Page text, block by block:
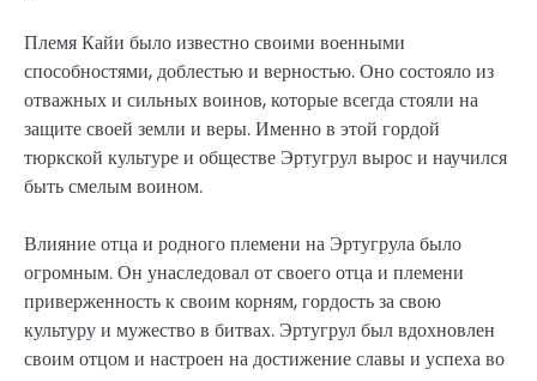
Племя Кайи было известно своими военными
способностями, доблестью и верностью. Оно состояло из
отважных и сильных воинов, которые всегда стояли на
защите своей земли и веры. Именно в этой гордой
тюркской культуре и обществе Эртугрул вырос и научился
быть смелым воином.
Влияние отца и родного племени на Эртугрула было
огромным. Он унаследовал от своего отца и племени
приверженность к своим корням, гордость за свою
культуру и мужество в битвах. Эртугрул был вдохновлен
своим отцом и настроен на достижение славы и успеха во